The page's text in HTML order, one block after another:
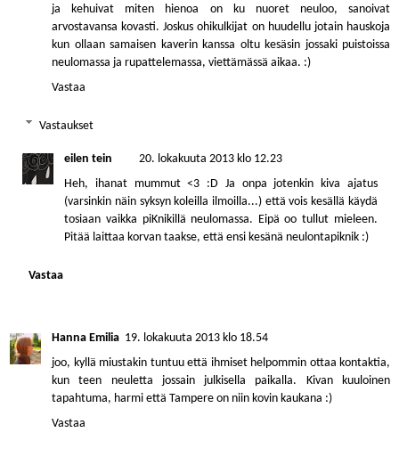
ja kehuivat miten hienoa on ku nuoret neuloo, sanoivat
arvostavansa kovasti. Joskus ohikulkijat on huudellu jotain hauskoja
kun ollaan samaisen kaverin kanssa oltu kesäsin jossaki puistoissa
neulomassa ja rupattelemassa, viettämässä aikaa. :)
Vastaa
Vastaukset
eilen tein
20. lokakuuta 2013 klo 12.23
Heh, ihanat mummut <3 :D Ja onpa jotenkin kiva ajatus
(varsinkin näin syksyn koleilla ilmoilla...) että vois kesällä käydä
tosiaan vaikka piKnikillä neulomassa. Eipä oo tullut mieleen.
Pitää laittaa korvan taakse, että ensi kesänä neulontapiknik :)
Vastaa
Hanna Emilia 19. lokakuuta 2013 klo 18.54
joo, kyllä miustakin tuntuu että ihmiset helpommin ottaa kontaktia,
kun teen neuletta jossain julkisella paikalla. Kivan kuuloinen
tapahtuma, harmi että Tampere on niin kovin kaukana :)
Vastaa